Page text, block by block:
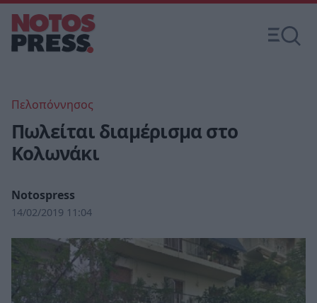
Πελοπόννησος
Πωλείται διαμέρισμα στο
Κολωνάκι
Notospress
14/02/2019 11:04